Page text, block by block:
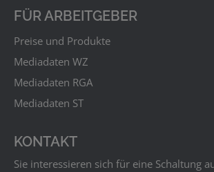
FÜR ARBEITGEBER
Preise und Produkte
Mediadaten WZ
Mediadaten RGA
Mediadaten ST
KONTAKT
Sie interessieren sich für eine Schaltung